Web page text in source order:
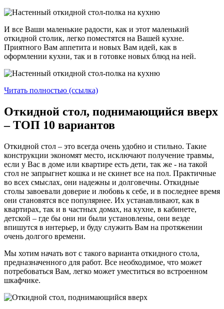
И все Ваши маленькие радости, как и этот маленький
откидной столик, легко поместятся на Вашей кухне.
Приятного Вам аппетита и новых Вам идей, как в
оформлении кухни, так и в готовке новых блюд на ней.
Читать полностью (ссылка)
Откидной стол, поднимающийся вверх
– ТОП 10 вариантов
Откидной стол – это всегда очень удобно и стильно. Такие
конструкции экономят место, исключают получение травмы,
если у Вас в доме или квартире есть дети, так же - на такой
стол не запрыгнет кошка и не скинет все на пол. Практичные
во всех смыслах, они надежны и долговечны. Откидные
столы завоевали доверие и любовь к себе, и в последнее время
они становятся все популярнее. Их устанавливают, как в
квартирах, так и в частных домах, на кухне, в кабинете,
детской – где бы они ни были установлены, они везде
впишутся в интерьер, и буду служить Вам на протяжении
очень долгого времени.
Мы хотим начать вот с такого варианта откидного стола,
предназначенного для работ. Все необходимое, что может
потребоваться Вам, легко может уместиться во встроенном
шкафчике.